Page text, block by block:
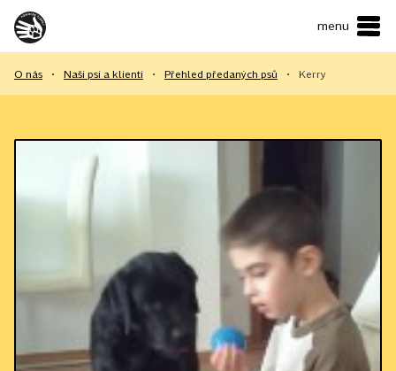
menu
O NÁS
JAK MŮŽETE POMOCI?
KONTAKTY
E-shop
Podpořit
O nás • Naši psi a klienti • Přehled předaných psů • Kerry